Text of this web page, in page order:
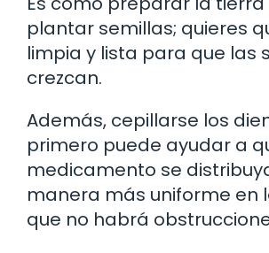
plantar semillas; quieres
limpia y lista para que las
crezcan.
Además, cepillarse los
primero puede ayudar a
medicamento se
manera más uniforme en
que no habrá